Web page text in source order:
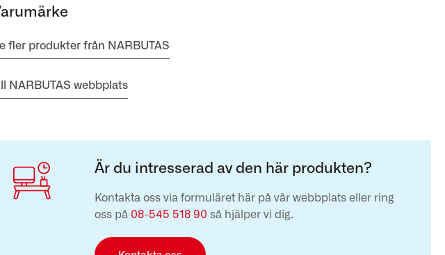
fler produkter från NARBUTAS
NARBUTAS webbplats
Är du intresserad av den här produkten?
Kontakta oss via formuläret här på vår webbplats eller ring
oss på 08-545 518 90 så hjälper vi dig.